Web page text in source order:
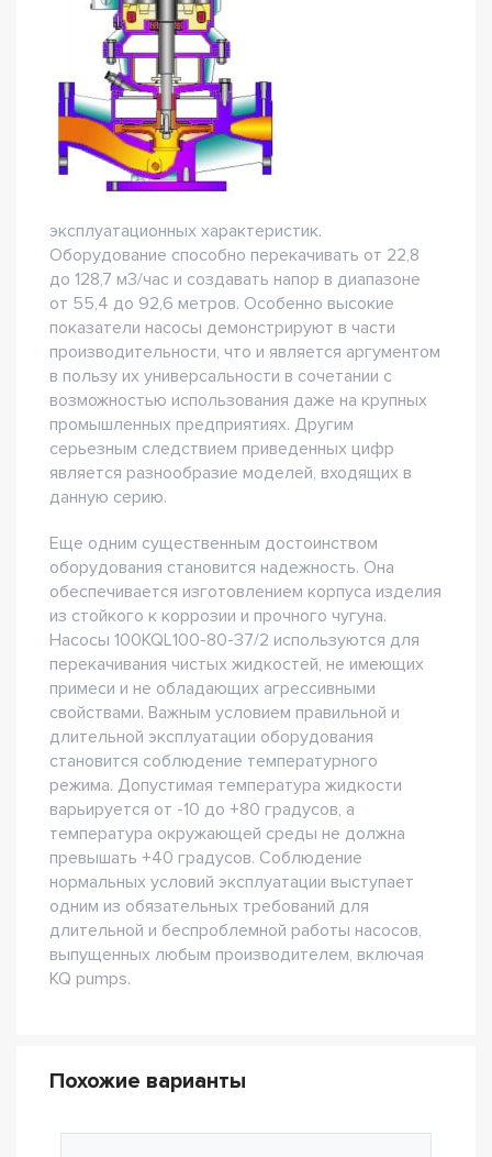
эксплуатационных характеристик.
Оборудование способно перекачивать от 22,8
до 128,7 м3/час и создавать напор в диапазоне
от 55,4 до 92,6 метров. Особенно высокие
показатели насосы демонстрируют в части
производительности, что и является аргументом
в пользу их универсальности в сочетании с
возможностью использования даже на крупных
промышленных предприятиях. Другим
серьезным следствием приведенных цифр
является разнообразие моделей, входящих в
данную серию.
Еще одним существенным достоинством
оборудования становится надежность. Она
обеспечивается изготовлением корпуса изделия
из стойкого к коррозии и прочного чугуна.
Насосы 100KQL100-80-37/2 используются для
перекачивания чистых жидкостей, не имеющих
примеси и не обладающих агрессивными
свойствами. Важным условием правильной и
длительной эксплуатации оборудования
становится соблюдение температурного
режима. Допустимая температура жидкости
варьируется от -10 до +80 градусов, а
температура окружающей среды не должна
превышать +40 градусов. Соблюдение
нормальных условий эксплуатации выступает
одним из обязательных требований для
длительной и беспроблемной работы насосов,
выпущенных любым производителем, включая
KQ pumps.
Похожие варианты